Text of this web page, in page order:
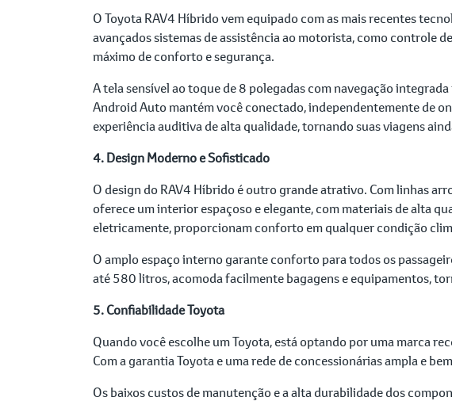
O Toyota RAV4 Híbrido vem equipado com as mais recentes
avançados sistemas de assistência ao motorista, como controle
máximo de conforto e segurança.
A tela sensível ao toque de 8 polegadas com navegação
Android Auto mantém você conectado, independentemente de
experiência auditiva de alta qualidade, tornando suas viagens
4. Design Moderno e Sofisticado
O design do RAV4 Híbrido é outro grande atrativo. Com linhas
oferece um interior espaçoso e elegante, com materiais de alta
eletricamente, proporcionam conforto em qualquer condição
O amplo espaço interno garante conforto para todos os
até 580 litros, acomoda facilmente bagagens e equipamentos,
5. Confiabilidade Toyota
Quando você escolhe um Toyota, está optando por uma marca
Com a garantia Toyota e uma rede de concessionárias ampla e
Os baixos custos de manutenção e a alta durabilidade dos